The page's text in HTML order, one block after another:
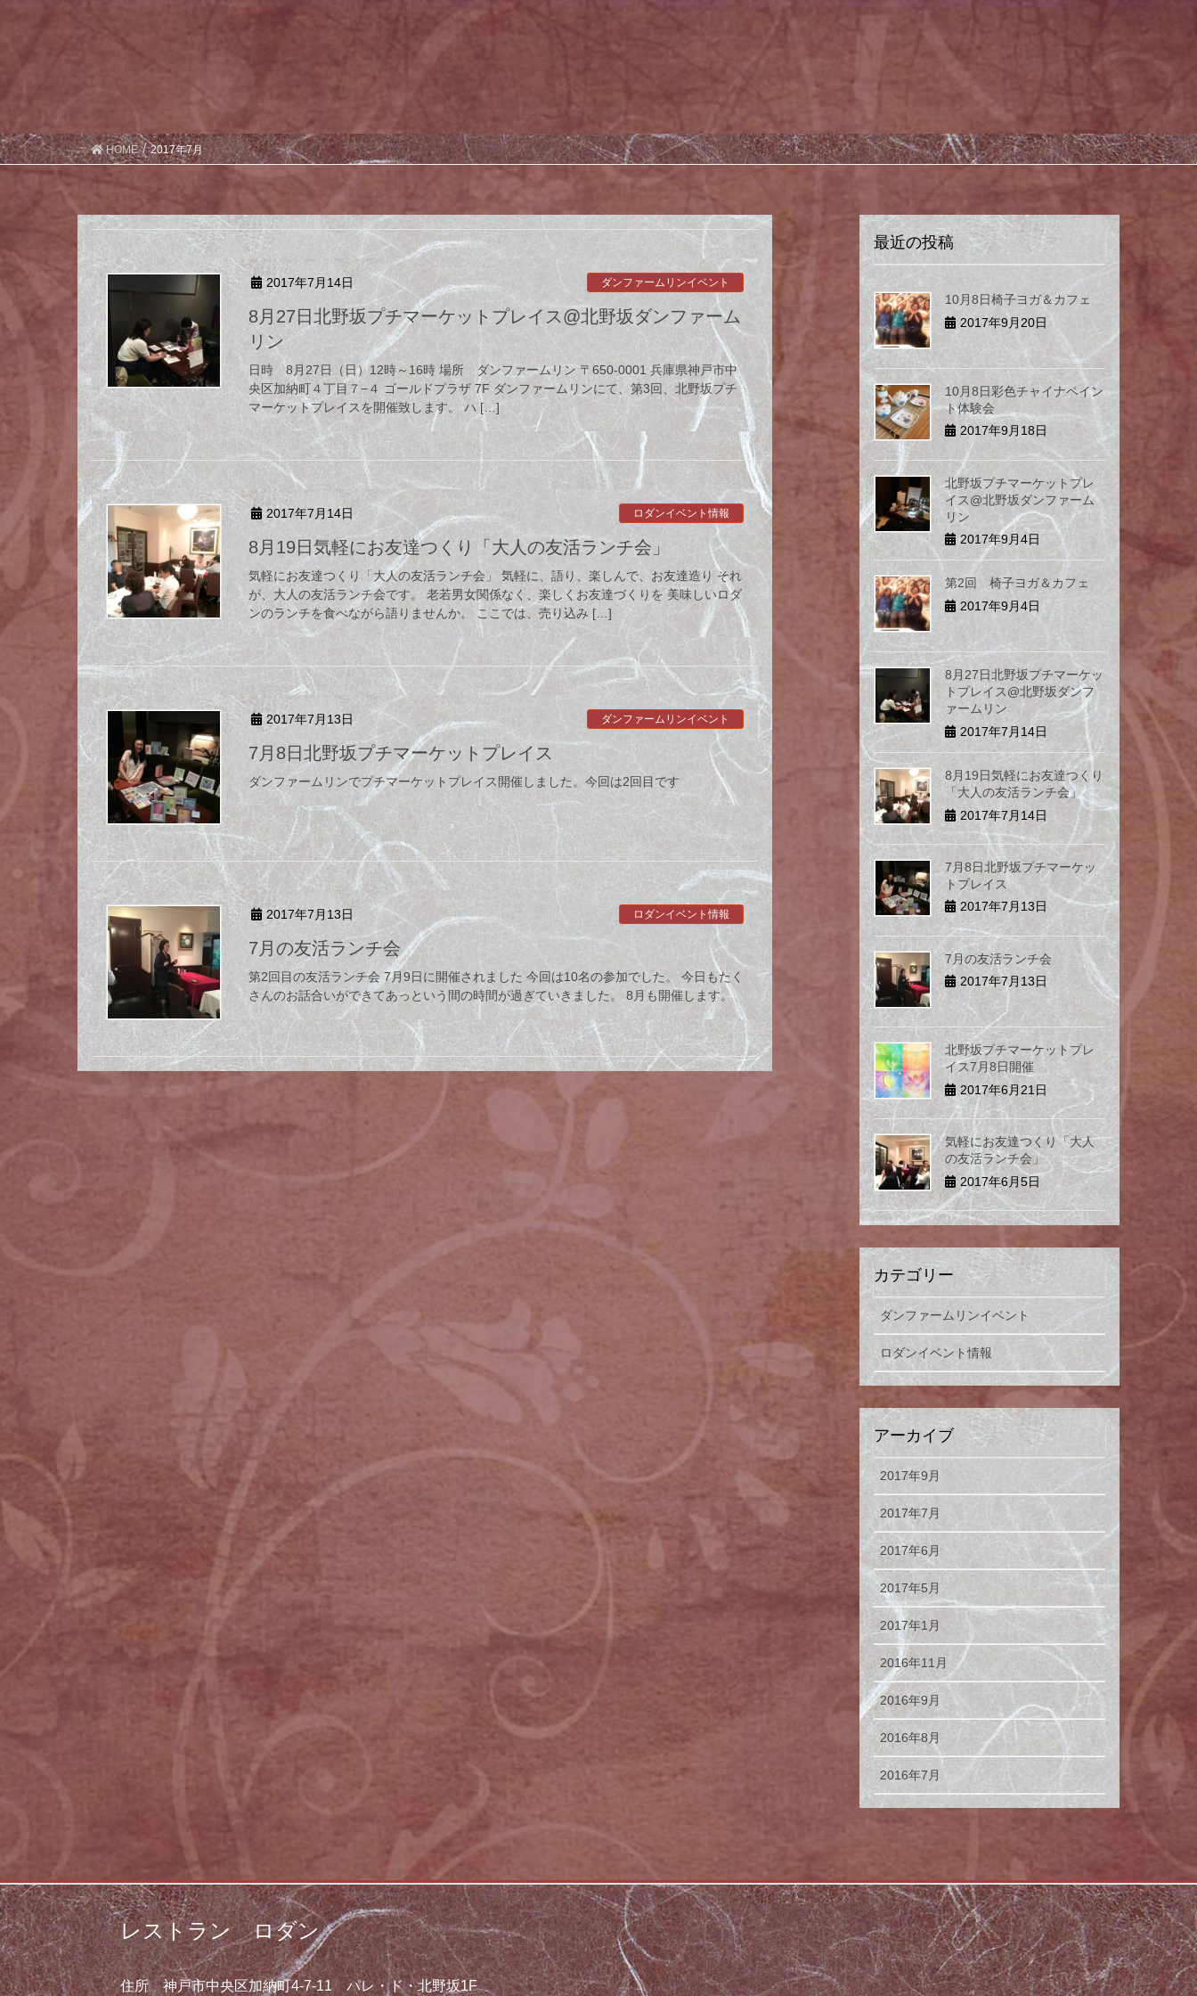
HOME 2017年7月
2017年7月14日 ダンファームリンイベント
8月27日北野坂プチマーケットプレイス@北野坂ダンファーム
リン
日時 8月27日（日）12時～16時 場所 ダンファームリン 〒650-0001 兵庫県神戸市中
央区加納町４丁目７−４ ゴールドプラザ 7F ダンファームリンにて、第3回、北野坂プチ
マーケットプレイスを開催致します。 ハ […]
2017年7月14日 ロダンイベント情報
8月19日気軽にお友達つくり「大人の友活ランチ会」
気軽にお友達つくり「大人の友活ランチ会」 気軽に、語り、楽しんで、お友達造り それ
が、大人の友活ランチ会です。 老若男女関係なく、楽しくお友達づくりを 美味しいロダ
ンのランチを食べながら語りませんか。 ここでは、売り込み […]
2017年7月13日 ダンファームリンイベント
7月8日北野坂プチマーケットプレイス
ダンファームリンでプチマーケットプレイス開催しました。今回は2回目です
2017年7月13日 ロダンイベント情報
7月の友活ランチ会
第2回目の友活ランチ会 7月9日に開催されました 今回は10名の参加でした。 今日もたく
さんのお話合いができてあっという間の時間が過ぎていきました。 8月も開催します。
最近の投稿
10月8日椅子ヨガ＆カフェ
2017年9月20日
10月8日彩色チャイナペイン
ト体験会
2017年9月18日
北野坂プチマーケットプレ
イス@北野坂ダンファーム
リン
2017年9月4日
第2回 椅子ヨガ＆カフェ
2017年9月4日
8月27日北野坂プチマーケッ
トプレイス@北野坂ダンフ
ァームリン
2017年7月14日
8月19日気軽にお友達つくり
「大人の友活ランチ会」
2017年7月14日
7月8日北野坂プチマーケッ
トプレイス
2017年7月13日
7月の友活ランチ会
2017年7月13日
北野坂プチマーケットプレ
イス7月8日開催
2017年6月21日
気軽にお友達つくり「大人
の友活ランチ会」
2017年6月5日
カテゴリー
ダンファームリンイベント
ロダンイベント情報
アーカイブ
2017年9月
2017年7月
2017年6月
2017年5月
2017年1月
2016年11月
2016年9月
2016年8月
2016年7月
レストラン ロダン
住所 神戸市中央区加納町4-7-11 パレ・ド・北野坂1F